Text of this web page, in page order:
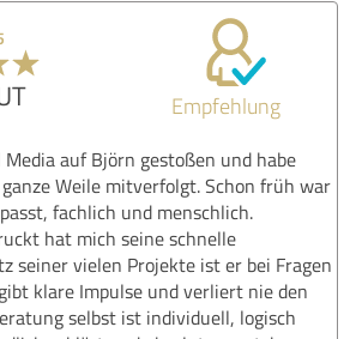
Empfehlung
Media auf Björn gestoßen und habe
Weile mitverfolgt. Schon früh war
fachlich und menschlich.
hat mich seine schnelle
seiner vielen Projekte ist er bei Fragen
klare Impulse und verliert nie den
selbst ist individuell, logisch